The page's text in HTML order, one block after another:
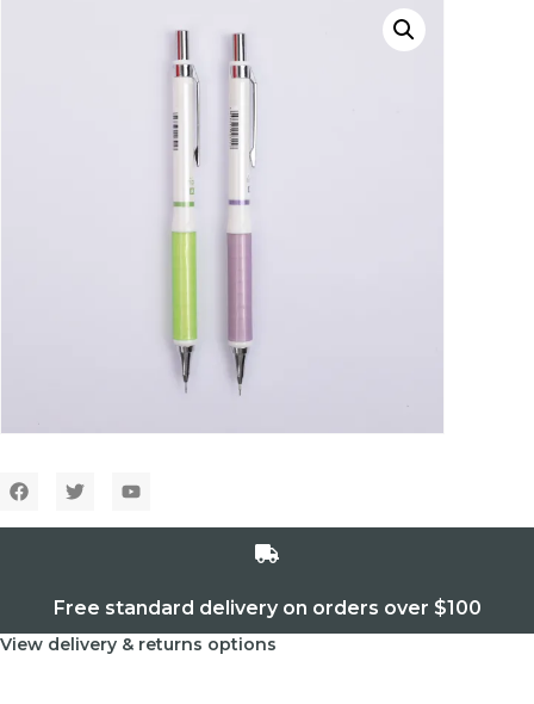
Free standard delivery on orders over $100
View delivery & returns options